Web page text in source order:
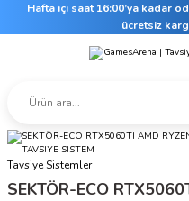
Hafta içi saat 16:00’ya kadar
ücretsiz
Tavsiye Sistemler
SEKTÖR-ECO